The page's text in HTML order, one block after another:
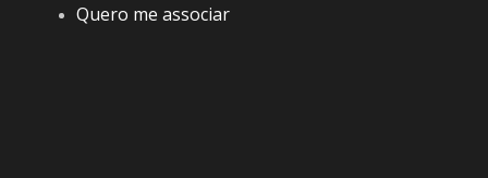
Quero me associar